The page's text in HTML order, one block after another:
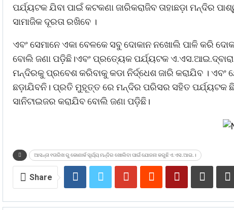
ପର୍ଯ୍ୟଟକ ଯିବା ପାଇଁ କଟକଣା ଜାରିକରାଜିବ ତାହାଛଡ଼ା ମନ୍ଦିର
ସାମାଜିକ ଦୂରତା ରଖିବେ ।
ଏବଂ ସେମାନେ ଏକା ବେଳକେ ସବୁ ଦୋକାନ ନଖୋଲି ପାଳି କରି
ବୋଲି ଜଣା ପଡ଼ିଛି।ଏବଂ ପ୍ରତ୍ୟେକ ପର୍ଯ୍ୟଟକ
ମନ୍ଦିରକୁ ପ୍ରବେଶ କରିବାକୁ କଡା ନିର୍ଦ୍ଧେଶ ଜାରି କରାଯିବ ।
ଛଡ଼ାଯିବନି। ପ୍ରତି ମୁହୂତ୍ତ ରେ ମନ୍ଦିର ପରିସର ସହିତ ପର୍ଯ୍ୟଟକ
ସାନିଟାଇଜର କରାଯିବ ବୋଲି ଜଣା ପଡ଼ିଛି।
ଆସନ୍ତା ୧ତାରିଖ ରୁ କୋଣାର୍କ ସୂର୍ଯ୍ୟ ମନ୍ଦିର ଖୋଲିବା ପାଇଁ ଯୋଜନା କରୁଛି ଏ.ଏସ.ଆଇ.।
Share